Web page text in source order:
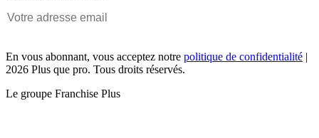
En vous abonnant, vous acceptez notre politique de confidentialité |
2026 Plus que pro. Tous droits réservés.
Le groupe Franchise Plus